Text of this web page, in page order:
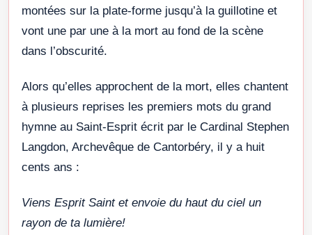
montées sur la plate-forme jusqu’à la guillotine et
vont une par une à la mort au fond de la scène
dans l’obscurité.
Alors qu’elles approchent de la mort, elles chantent
à plusieurs reprises les premiers mots du grand
hymne au Saint-Esprit écrit par le Cardinal Stephen
Langdon, Archevêque de Cantorbéry, il y a huit
cents ans :
Viens Esprit Saint et envoie du haut du ciel un
rayon de ta lumière!